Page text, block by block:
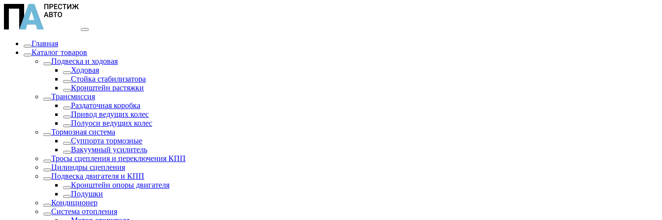
Главная
Каталог товаров
Подвеска и ходовая
Ходовая
Стойка стабилизатора
Кронштейн растяжки
Трансмиссия
Раздаточная коробка
Привод ведущих колес
Полуоси ведущих колес
Тормозная система
Суппорта тормозные
Вакуумный усилитель
Тросы сцепления и переключения КПП
Цилиндры сцепления
Подвеска двигателя и КПП
Кронштейн опоры двигателя
Подушки
Кондиционер
Система отопления